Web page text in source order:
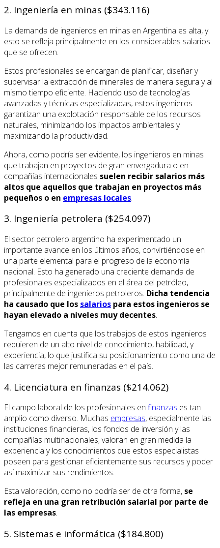
2. Ingeniería en minas ($343.116)
La demanda de ingenieros en minas en Argentina es alta, y
esto se refleja principalmente en los considerables salarios
que se ofrecen.
Estos profesionales se encargan de planificar, diseñar y
supervisar la extracción de minerales de manera segura y al
mismo tiempo eficiente. Haciendo uso de tecnologías
avanzadas y técnicas especializadas, estos ingenieros
garantizan una explotación responsable de los recursos
naturales, minimizando los impactos ambientales y
maximizando la productividad.
Ahora, como podría ser evidente, los ingenieros en minas
que trabajan en proyectos de gran envergadura o en
compañías internacionales suelen recibir salarios más
altos que aquellos que trabajan en proyectos más
pequeños o en empresas locales.
3. Ingeniería petrolera ($254.097)
El sector petrolero argentino ha experimentado un
importante avance en los últimos años, convirtiéndose en
una parte elemental para el progreso de la economía
nacional. Esto ha generado una creciente demanda de
profesionales especializados en el área del petróleo,
principalmente de ingenieros petroleros. Dicha tendencia
ha causado que los salarios para estos ingenieros se
hayan elevado a niveles muy decentes.
Tengamos en cuenta que los trabajos de estos ingenieros
requieren de un alto nivel de conocimiento, habilidad, y
experiencia, lo que justifica su posicionamiento como una de
las carreras mejor remuneradas en el país.
4. Licenciatura en finanzas ($214.062)
El campo laboral de los profesionales en finanzas es tan
amplio como diverso. Muchas empresas, especialmente las
instituciones financieras, los fondos de inversión y las
compañías multinacionales, valoran en gran medida la
experiencia y los conocimientos que estos especialistas
poseen para gestionar eficientemente sus recursos y poder
así maximizar sus rendimientos.
Esta valoración, como no podría ser de otra forma, se
refleja en una gran retribución salarial por parte de
las empresas.
5. Sistemas e informática ($184.800)